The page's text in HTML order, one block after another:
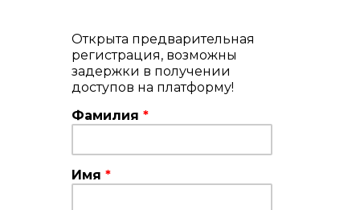
Открыта предварительная
регистрация, возможны
задержки в получении
доступов на платформу!
Фамилия *
Имя *